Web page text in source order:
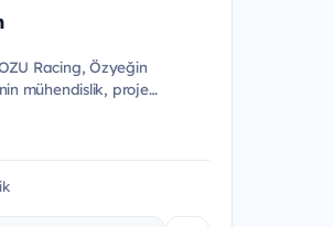
Racing, Özyeğin
mühendislik, proje